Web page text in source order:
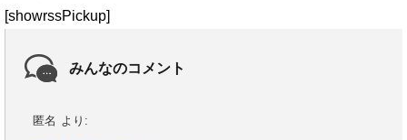
[showrssPickup]
みんなのコメント
匿名 より: